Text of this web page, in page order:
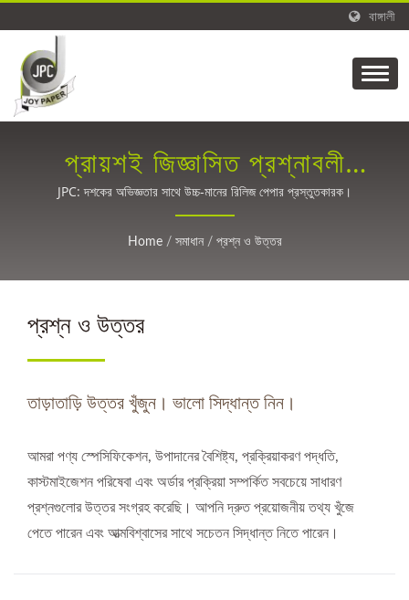
বাঙ্গালী
প্রায়শই জিজ্ঞাসিত প্রশ্নাবলী
(FAQ)
JPC: দশকের অভিজ্ঞতার সাথে উচ্চ-মানের রিলিজ পেপার প্রস্তুতকারক।
Home / সমাধান / প্রশ্ন ও উত্তর
প্রশ্ন ও উত্তর
তাড়াতাড়ি উত্তর খুঁজুন। ভালো সিদ্ধান্ত নিন।
আমরা পণ্য স্পেসিফিকেশন, উপাদানের বৈশিষ্ট্য, প্রক্রিয়াকরণ পদ্ধতি,
কাস্টমাইজেশন পরিষেবা এবং অর্ডার প্রক্রিয়া সম্পর্কিত সবচেয়ে সাধারণ
প্রশ্নগুলোর উত্তর সংগ্রহ করেছি। আপনি দ্রুত প্রয়োজনীয় তথ্য খুঁজে
পেতে পারেন এবং আত্মবিশ্বাসের সাথে সচেতন সিদ্ধান্ত নিতে পারেন।